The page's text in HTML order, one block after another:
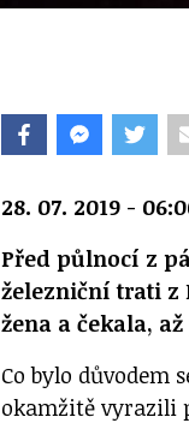
28. 07. 2019 -
Před půlnocí z
železniční trati z
žena a čekala,
Co bylo důvodem
okamžitě vyrazili